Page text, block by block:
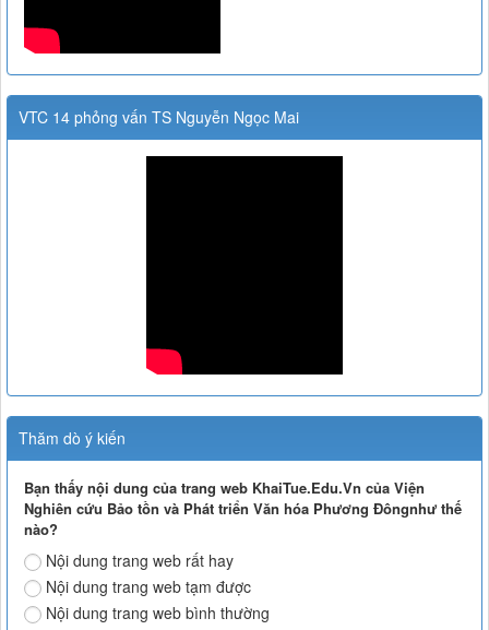
VTC 14 phỏng vấn TS Nguyễn Ngọc Mai
Thăm dò ý kiến
Bạn thấy nội dung của trang web KhaiTue.Edu.Vn của Viện
Nghiên cứu Bảo tồn và Phát triển Văn hóa Phương Đôngnhư thế
nào?
Nội dung trang web rất hay
Nội dung trang web tạm được
Nội dung trang web bình thường